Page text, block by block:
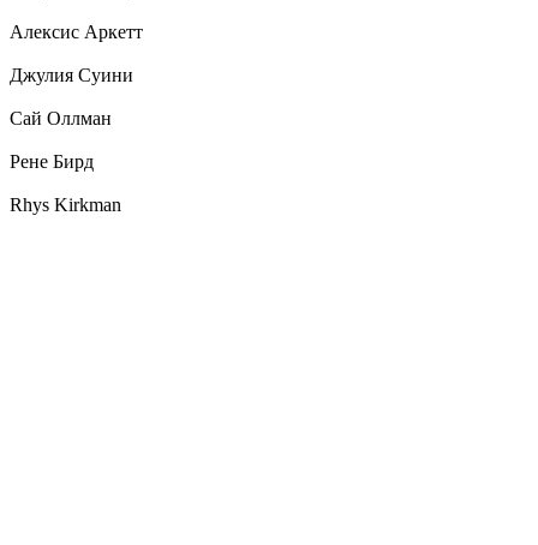
Алексис Аркетт
Джулия Суини
Сай Оллман
Рене Бирд
Rhys Kirkman